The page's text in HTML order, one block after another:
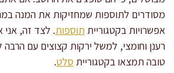
מסודרים לתוספות שמחזיקות את המנה
אפשרויות בקטגוריית תוספות. לצד זה, אני
רענן וחומצי, למשל ירקות קצוצים עם הרבה
טובה תמצאו בקטגוריית סלט.